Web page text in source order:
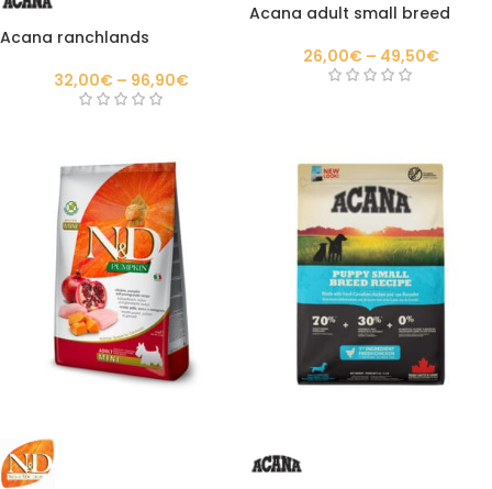
Acana ranchlands
32,00€ – 96,90€
Acana adult small breed
26,00€ – 49,50€